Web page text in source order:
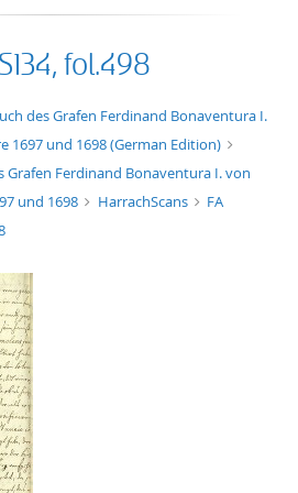
title descending
format ascending
fol.498
des Grafen Ferdinand Bonaventura I.
1697 und 1698 (German Edition)
Grafen Ferdinand Bonaventura I. von
und 1698
HarrachScans
FA